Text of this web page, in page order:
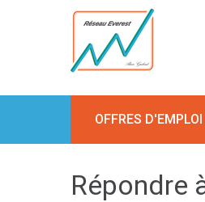
OFFRES D'EMPLOI
Répondre